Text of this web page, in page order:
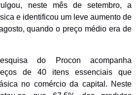
neste mês de setembro, a
e identificou um leve aumento de
quando o preço médio era de
do Procon acompanha
de 40 itens essenciais que
no comércio da capital. Neste